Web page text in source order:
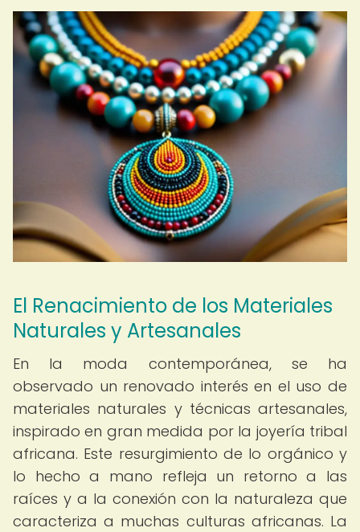
El Renacimiento de los Materiales
Naturales y Artesanales
En la moda contemporánea, se ha
observado un renovado interés en el uso de
materiales naturales y técnicas artesanales,
inspirado en gran medida por la joyería tribal
africana. Este resurgimiento de lo orgánico y
lo hecho a mano refleja un retorno a las
raíces y a la conexión con la naturaleza que
caracteriza a muchas culturas africanas. La